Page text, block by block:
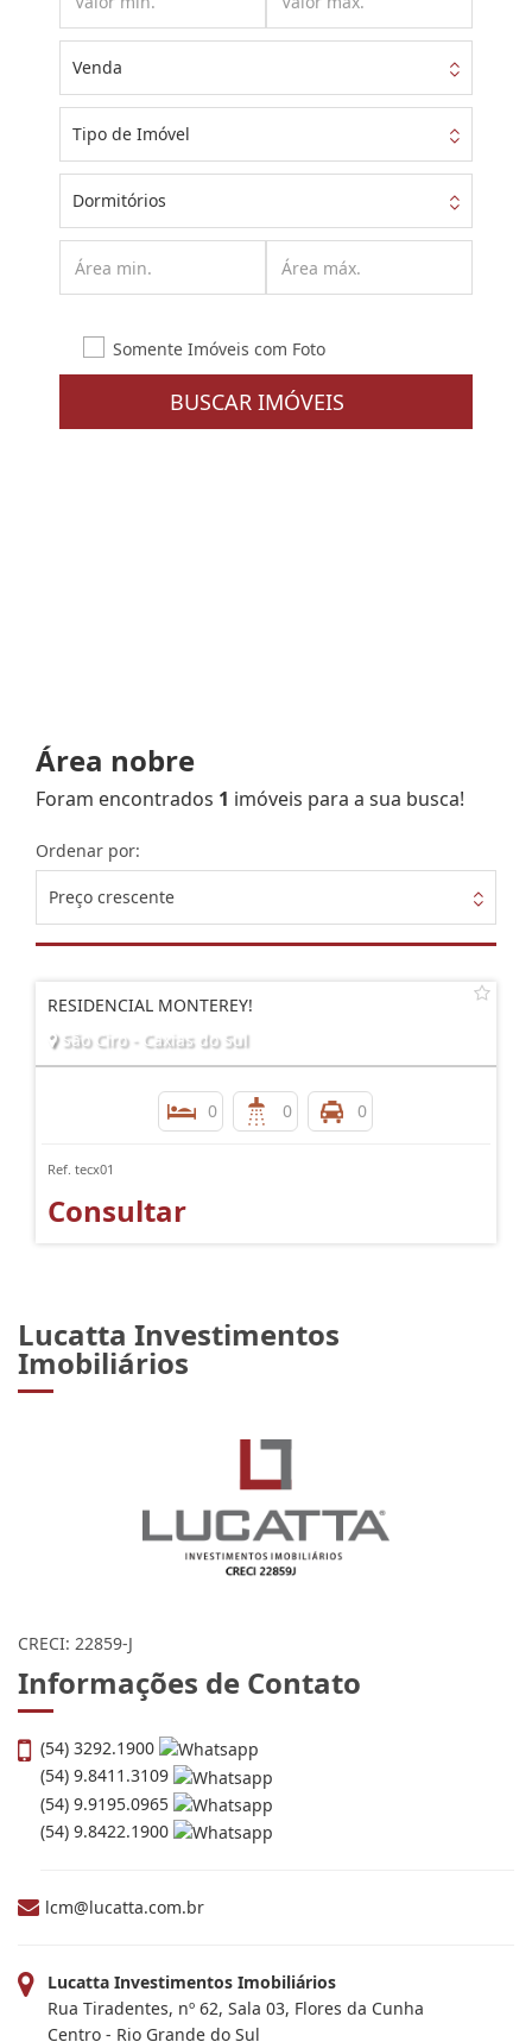
Venda
Tipo de Imóvel
Dormitórios
Somente Imóveis com Foto
BUSCAR IMÓVEIS
Área nobre
Foram encontrados 1 imóveis para a sua busca!
Ordenar por:
Preço crescente
RESIDENCIAL MONTEREY!
São Ciro - Caxias do Sul
0 0 0
Ref. tecx01
Consultar
Lucatta Investimentos
Imobiliários
CRECI: 22859-J
Informações de Contato
(54) 3292.1900
(54) 9.8411.3109
(54) 9.9195.0965
(54) 9.8422.1900
lcm@lucatta.com.br
Lucatta Investimentos Imobiliários
Rua Tiradentes, nº 62, Sala 03, Flores da Cunha
Centro - Rio Grande do Sul